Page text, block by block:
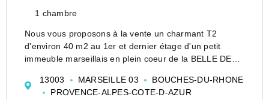
1 chambre
Nous vous proposons à la vente un charmant T2
d'environ 40 m2 au 1er et dernier étage d'un petit
immeuble marseillais en plein coeur de la BELLE DE
Peu de charges de copropriété (moins de 50EUR /
mois), ce t2 est ve...
13003 MARSEILLE 03
BOUCHES-DU-RHONE
PROVENCE-ALPES-COTE-D-AZUR